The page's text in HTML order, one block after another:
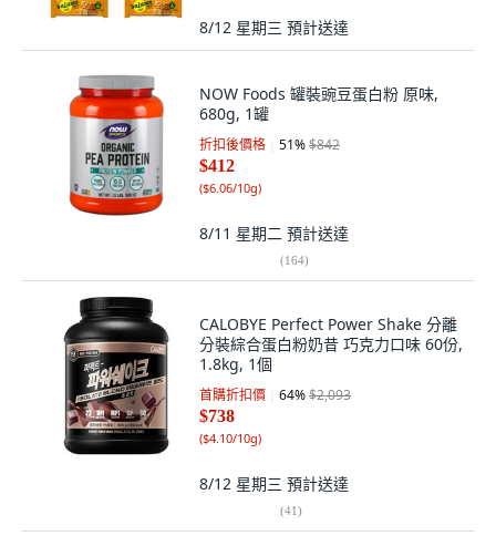
8/12 星期三 預計送達
NOW Foods 罐裝豌豆蛋白粉 原味,
680g, 1罐
折扣後價格 51%$842
$412
($6.06/10g)
8/11 星期二 預計送達
(164)
CALOBYE Perfect Power Shake 分離
分裝綜合蛋白粉奶昔 巧克力口味 60份,
1.8kg, 1個
首購折扣價 64%$2,093
$738
($4.10/10g)
8/12 星期三 預計送達
(41)